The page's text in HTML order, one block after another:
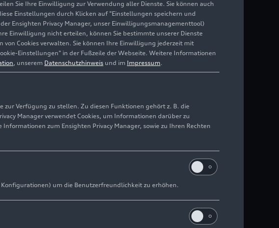
Sie Ihre Einwilligung zur Verwendung aller Dienste. Sie können auch
Einstellungen durch Klicken auf "Einstellungen speichern und
Ensighten Privacy Manager, unser Einwilligungsmanagementtool)
Einwilligung nicht erteilen, können Sie bestimmte unserer Dienste
Cookies verwalten. Sie können Ihre Einwilligung jederzeit mit
Einstellungen" in der Fußzeile der Webseite. Weitere Informationen
, unserem Datenschutzhinweis und im Impressum.
Verfügung zu stellen. Zu diesen Funktionen gehört z. B. die
Manager verwendet Cookies, um Informationen darüber zu
zum Ensighten Privacy Manager, sowie zu Ihren Rechten
um die Benutzerfreundlichkeit zu erhöhen.